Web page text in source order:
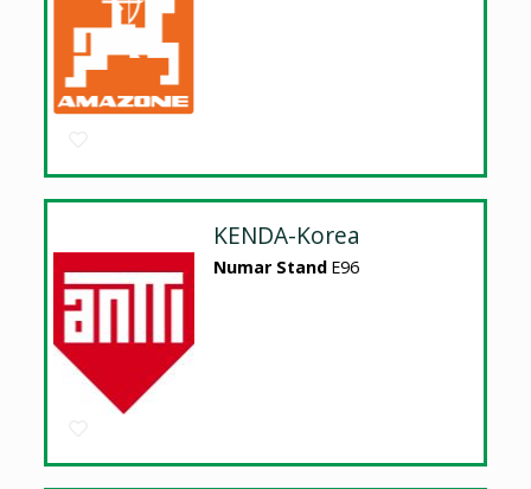
KENDA-Korea
Numar Stand E96